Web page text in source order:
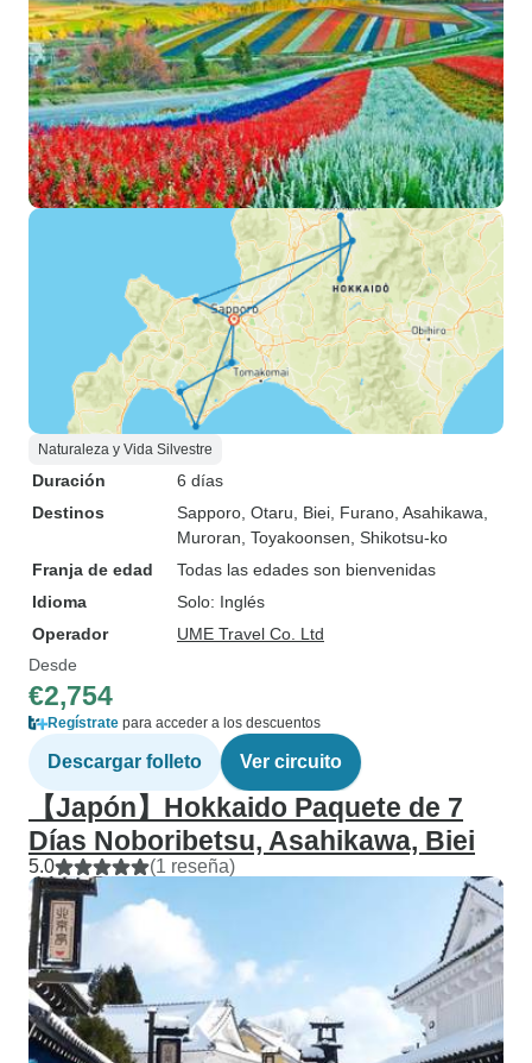
Naturaleza y Vida Silvestre
Duración
6 días
Destinos
Sapporo , Otaru , Biei , Furano , Asahikawa
Muroran , Toyakoonsen , Shikotsu-ko
Franja de edad
Todas las edades son bienvenidas
Idioma
Solo: Inglés
Operador
UME Travel Co. Ltd
Desde
€2,754
Regístrate para acceder a los descuentos
Descargar folleto Ver circuito
【Japón】Hokkaido Paquete de 7
Días Noboribetsu, Asahikawa, Biei
5.0 (1 reseña)